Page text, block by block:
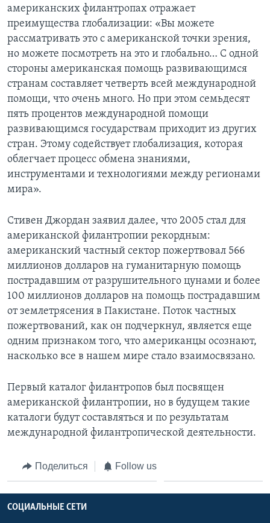
американских филантропах отражает
преимущества глобализации: «Вы можете
рассматривать это с американской точки зрения,
но можете посмотреть на это и глобально… С одной
стороны американская помощь развивающимся
странам составляет четверть всей международной
помощи, что очень много. Но при этом семьдесят
пять процентов международной помощи
развивающимся государствам приходит из других
стран. Этому содействует глобализация, которая
облегчает процесс обмена знаниями,
инструментами и технологиями между регионами
мира».
Стивен Джордан заявил далее, что 2005 стал для
американской филантропии рекордным:
американский частный сектор пожертвовал 566
миллионов долларов на гуманитарную помощь
пострадавшим от разрушительного цунами и более
100 миллионов долларов на помощь пострадавшим
от землетрясения в Пакистане. Поток частных
пожертвований, как он подчеркнул, является еще
одним признаком того, что американцы осознают,
насколько все в нашем мире стало взаимосвязано.
Первый каталог филантропов был посвящен
американской филантропии, но в будущем такие
каталоги будут составляться и по результатам
международной филантропической деятельности.
Поделиться Follow us
СОЦИАЛЬНЫЕ СЕТИ